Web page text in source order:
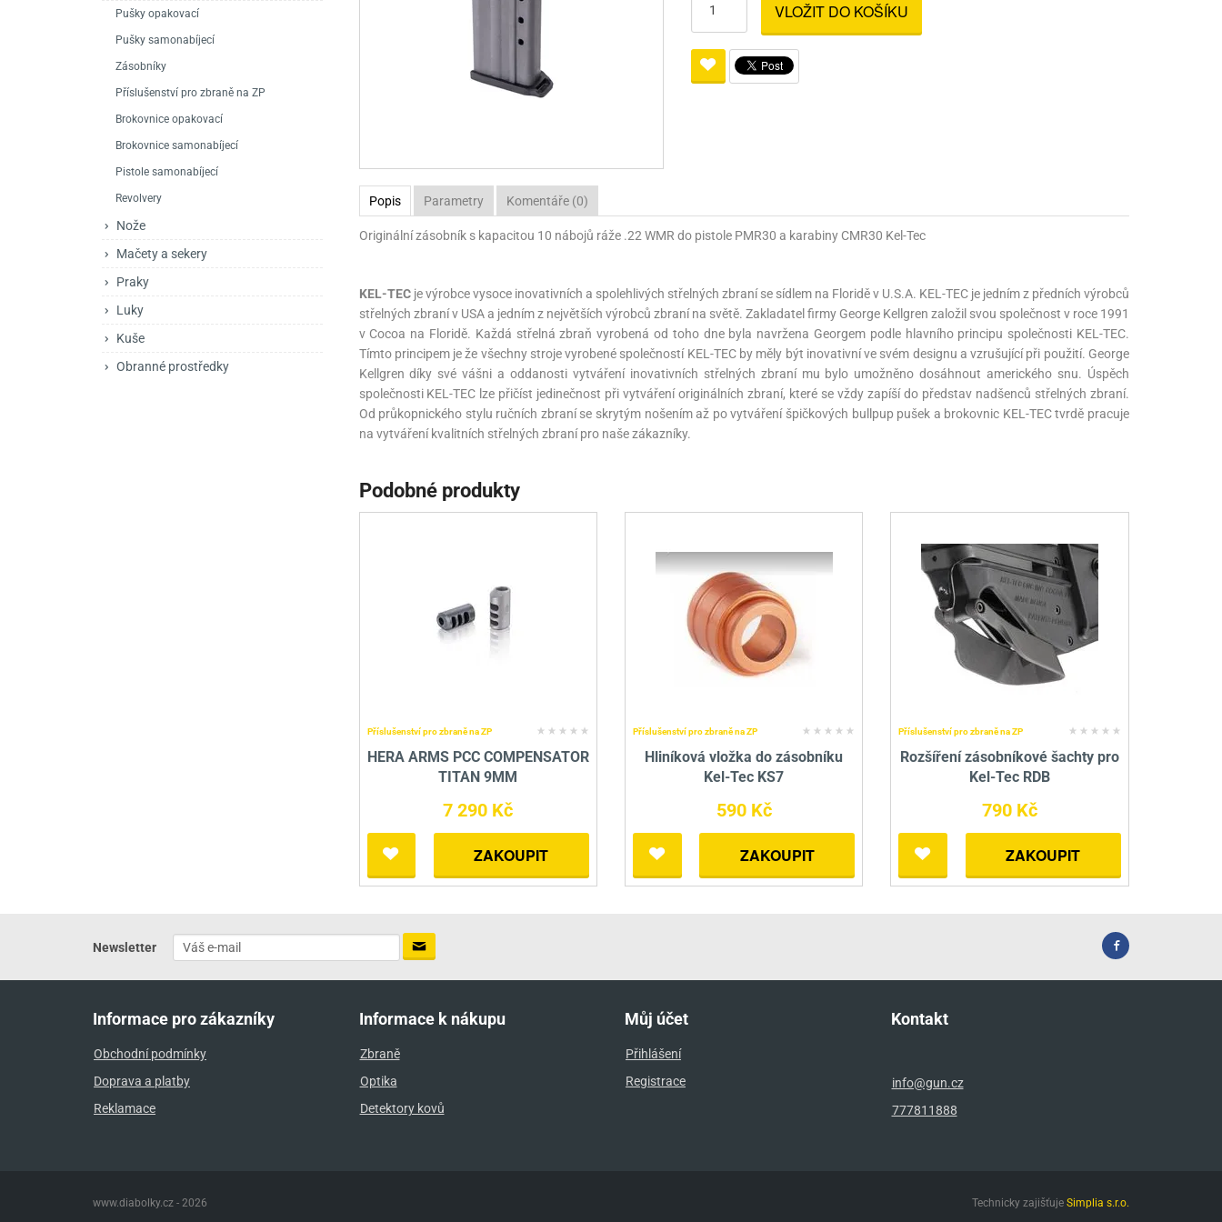
Mačety a sekery
Praky
Luky
Kuše
Pro lištu weaver a picatinny
Adaptéry
Pro lištu 15 - 17 mm
Náboje na ZP Pistolové a revolverové náboje Ochranné prostředky
Rowan Engineering
Bipody, stolice a vaky
Svítilny
Pušky opakovací
Pušky samonabíjecí
Zásobníky
Příslušenství pro zbraně na ZP
Brokovnice opakovací
Brokovnice samonabíjecí
Pistole samonabíjecí
Revolvery
Nože
Mačety a sekery
Praky
Luky
Kuše
Obranné prostředky
VLOŽIT DO KOŠÍKU
Popis Parametry Komentáře (0)
Originální zásobník s kapacitou 10 nábojů ráže .22 WMR do pistole PMR30 a karabiny CMR30 Kel-Tec
KEL-TECje výrobce vysoce inovativních a spolehlivých střelných zbraní se sídlem na Floridě v U.S.A. KEL-TEC je jedním z předních výrobců
střelných zbraní v USA a jedním z největších výrobců zbraní na světě. Zakladatel firmy George Kellgren založil svou společnost v roce 1991
v Cocoa na Floridě. Každá střelná zbraň vyrobená od toho dne byla navržena Georgem podle hlavního principu společnosti KEL-TEC.
Tímto principem je že všechny stroje vyrobené společností KEL-TEC by měly být inovativní ve svém designu a vzrušující při použití. George
Kellgren díky své vášni a oddanosti vytváření inovativních střelných zbraní mu bylo umožněno dosáhnout amerického snu. Úspěch
společnosti KEL-TEC lze přičíst jedinečnost při vytváření originálních zbraní, které se vždy zapíší do představ nadšenců střelných zbraní.
Od průkopnického stylu ručních zbraní se skrytým nošením až po vytváření špičkových bullpup pušek a brokovnic KEL-TEC tvrdě pracuje
na vytváření kvalitních střelných zbraní pro naše zákazníky.
Podobné produkty
Příslušenství pro zbraně na ZP
HERA ARMS PCC COMPENSATOR
TITAN 9MM
7 290 Kč
ZAKOUPIT
Příslušenství pro zbraně na ZP
Hliníková vložka do zásobníku
Kel-Tec KS7
590 Kč
ZAKOUPIT
Příslušenství pro zbraně na ZP
Rozšíření zásobníkové šachty pro
Kel-Tec RDB
790 Kč
ZAKOUPIT
Newsletter
Informace pro zákazníky
Obchodní podmínky
Doprava a platby
Reklamace
Informace k nákupu
Zbraně
Optika
Detektory kovů
Můj účet
Přihlášení
Registrace
Kontakt
info@gun.cz
777811888
Technicky zajišťuje Simplia s.r.o.
www.diabolky.cz - 2026